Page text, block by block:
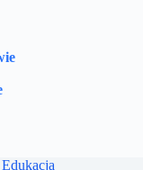
Edukacja